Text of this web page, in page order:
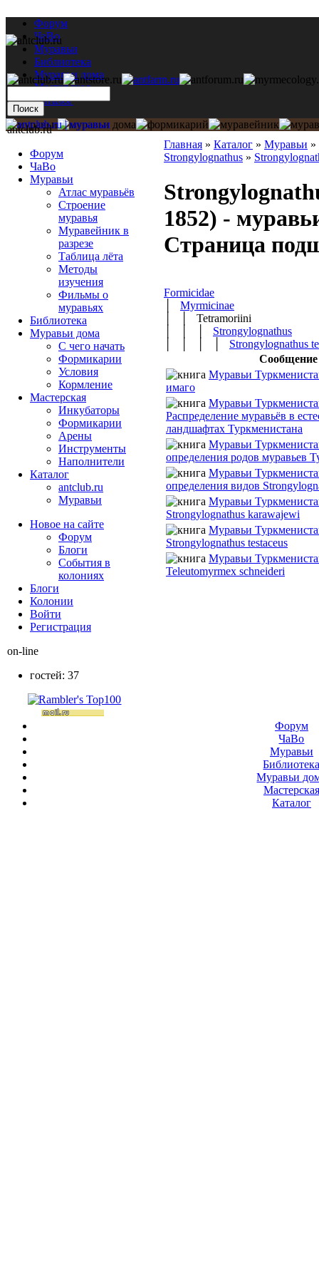
Форум
ЧаВо
Муравьи
Библиотека
Муравьи дома
Мастерская
Каталог
Главная » Каталог » Муравьи »
Strongylognathus »
1852) -
Страница
Formicidae
Myrmicinae
│ │ Tetramoriini
Strongylognathus
Strongylognathus
Сообщение
Муравьи
имаго
Муравьи
Распределение муравьёв в
ландшафтах Туркменистана
Муравьи
определения родов муравьев
Муравьи
определения видов
Муравьи
Strongylognathus karawajewi
Муравьи
Strongylognathus testaceus
Муравьи
Teleutomyrmex schneideri
antclub.ru
Форум
ЧаВо
Муравьи
Атлас муравьёв
Строение
муравья
Муравейник в
разрезе
Таблица лёта
Методы
изучения
Фильмы о
муравьях
Библиотека
Муравьи дома
С чего начать
Формикарии
Условия
Кормление
Мастерская
Инкубаторы
Формикарии
Арены
Инструменты
Наполнители
Каталог
antclub.ru
Муравьи
Новое на сайте
Форум
Блоги
События в
колониях
Блоги
Колонии
Войти
Peгиcтpaция
on-line
гостей: 37
Форум
ЧаВо
Муравьи
Муравьи
Мастерская
Каталог